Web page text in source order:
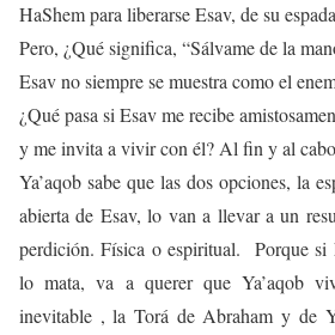
HaShem para liberarse Esav, de su
Pero, ¿Qué significa, “Sálvame de la
Esav no siempre se muestra como el
¿Qué pasa si Esav me recibe
y me invita a vivir con él? Al fin y al
Ya’aqob sabe que las dos opciones, la
abierta de Esav, lo van a llevar a un
perdición. Física o espiritual. Porque si
lo mata, va a querer que Ya’aqob
inevitable , la Torá de Abraham y de